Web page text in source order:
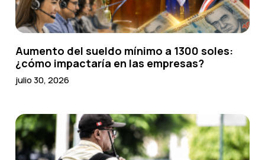
Aumento del sueldo mínimo a 1300 soles:
¿cómo impactaría en las empresas?
julio 30, 2026